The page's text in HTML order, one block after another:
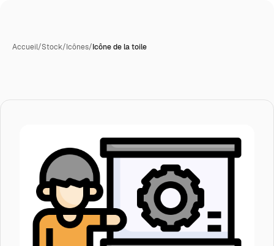
Accueil/Stock/Icônes/Icône de la toile